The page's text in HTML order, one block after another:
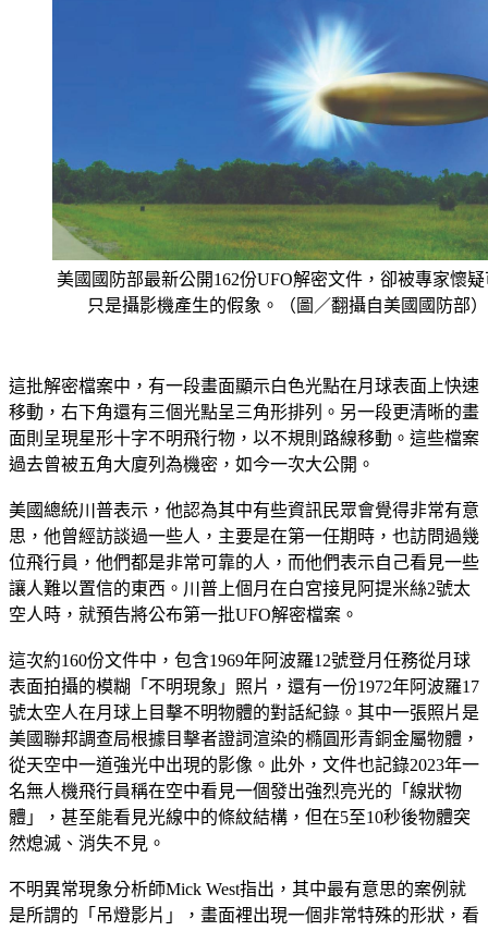
美國國防部最新公開162份UFO解密文件，卻被專家懷疑
只是攝影機產生的假象。（圖／翻攝自美國國防部）
這批解密檔案中，有一段畫面顯示白色光點在月球表面上快速
移動，右下角還有三個光點呈三角形排列。另一段更清晰的畫
面則呈現星形十字不明飛行物，以不規則路線移動。這些檔案
過去曾被五角大廈列為機密，如今一次大公開。
美國總統川普表示，他認為其中有些資訊民眾會覺得非常有意
思，他曾經訪談過一些人，主要是在第一任期時，也訪問過幾
位飛行員，他們都是非常可靠的人，而他們表示自己看見一些
讓人難以置信的東西。川普上個月在白宮接見阿提米絲2號太
空人時，就預告將公布第一批UFO解密檔案。
這次約160份文件中，包含1969年阿波羅12號登月任務從月球
表面拍攝的模糊「不明現象」照片，還有一份1972年阿波羅17
號太空人在月球上目擊不明物體的對話紀錄。其中一張照片是
美國聯邦調查局根據目擊者證詞渲染的橢圓形青銅金屬物體，
從天空中一道強光中出現的影像。此外，文件也記錄2023年一
名無人機飛行員稱在空中看見一個發出強烈亮光的「線狀物
體」，甚至能看見光線中的條紋結構，但在5至10秒後物體突
然熄滅、消失不見。
不明異常現象分析師Mick West指出，其中最有意思的案例就
是所謂的「吊燈影片」，畫面裡出現一個非常特殊的形狀，看